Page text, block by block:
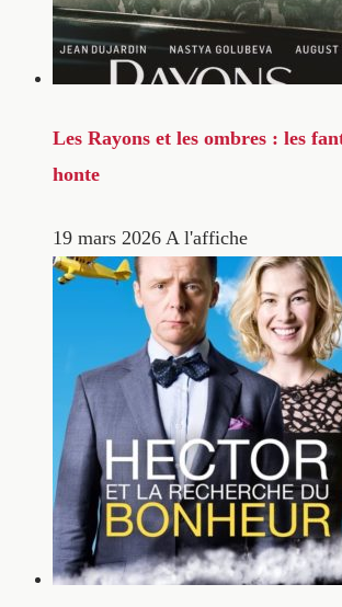
Les Rayons et les ombres : les
honte
19 mars 2026 A l'affiche